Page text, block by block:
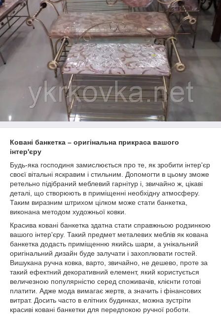
Ковані банкетка – оригінальна прикраса вашого
інтер'єру
Будь-яка господиня замислюється про те, як зробити інтер'єр
своєї вітальні яскравим і стильним. Допомогти в цьому зможе
ретельно підібраний меблевий гарнітур і, звичайно ж, цікаві
деталі, що створюють в приміщенні необхідну атмосферу.
Таким виразним штрихом цілком може стати банкетка,
виконана методом художньої ковки.
Красива ковані банкетка здатна стати справжньою родзинкою
вашого інтер'єру. Такий предмет металевих меблів як кована
банкетка додасть приміщенню якийсь шарм, а унікальний
оригінальний дизайн буде залучати і захоплювати гостей.
Вишукана ручна ковка, варто, звичайно, не дешево, проте за
такий ефектний декоративний елемент, який користується
величезною популярністю серед споживачів, клієнти готові
платити. Адже мода вимагає жертв, а значить і фінансових
витрат. Досить часто в елітних будинках, можна зустріти
красиві ковані банкетки для передпокою ручної роботи.